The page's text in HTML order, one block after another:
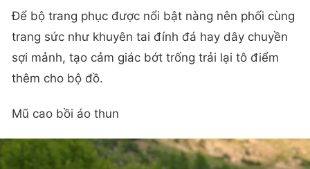
Để bộ trang phục được nổi bật nàng nên phối cùng
trang sức như khuyên tai đính đá hay dây chuyền
sợi mảnh, tạo cảm giác bớt trống trải lại tô điểm
thêm cho bộ đồ.
Mũ cao bồi áo thun